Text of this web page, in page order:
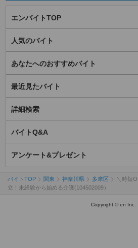
エンバイトTOP
人気のバイト
あなたへのおすすめバイト
最近見たバイト
詳細検索
バイトQ&A
アンケート&プレゼント
バイトTOP 関東 神奈川県 多摩区
＼時短
立！未経験から始める介護(104502009）
Copyright © en Inc.